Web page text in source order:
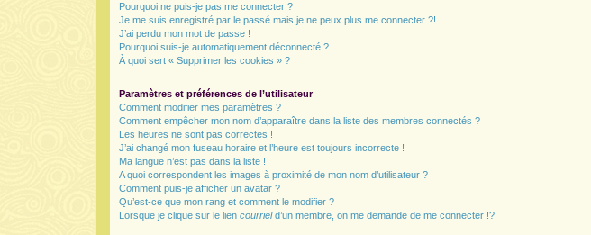
Pourquoi ne puis-je pas me connecter ?
Je me suis enregistré par le passé mais je ne peux plus me connecter ?!
J’ai perdu mon mot de passe !
Pourquoi suis-je automatiquement déconnecté ?
À quoi sert « Supprimer les cookies » ?
Paramètres et préférences de l’utilisateur
Comment modifier mes paramètres ?
Comment empêcher mon nom d’apparaître dans la liste des membres connectés ?
Les heures ne sont pas correctes !
J’ai changé mon fuseau horaire et l’heure est toujours incorrecte !
Ma langue n’est pas dans la liste !
A quoi correspondent les images à proximité de mon nom d’utilisateur ?
Comment puis-je afficher un avatar ?
Qu’est-ce que mon rang et comment le modifier ?
Lorsque je clique sur le lien courrield’un membre, on me demande de me connecter !?